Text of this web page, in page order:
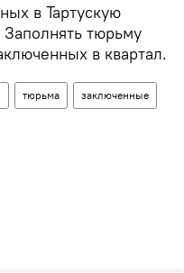
в Тартускую
Заполнять тюрьму
в квартал.
тюрьма заключенные